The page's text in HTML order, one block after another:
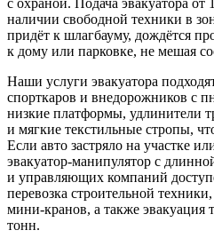
с охраной. Подача эвакуатора
наличии свободной техники в
придёт к шлагбауму, дождётся
к дому или парковке, не мешая
Наши услуги эвакуатора
спорткаров и внедорожников с
низкие платформы, удлинители
и мягкие текстильные стропы,
Если авто застряло на участке
эвакуатор‑манипулятор с
и управляющих компаний
перевозка строительной техники,
мини‑кранов, а также
тонн.